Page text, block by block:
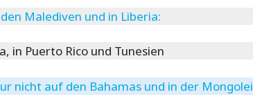
Malediven und in Liberia:
in Puerto Rico und Tunesien
nicht auf den Bahamas und in der Mongolei